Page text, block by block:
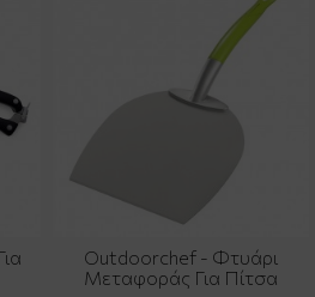
Outdoorchef - Φτυάρι
Μεταφοράς Για Πίτσα